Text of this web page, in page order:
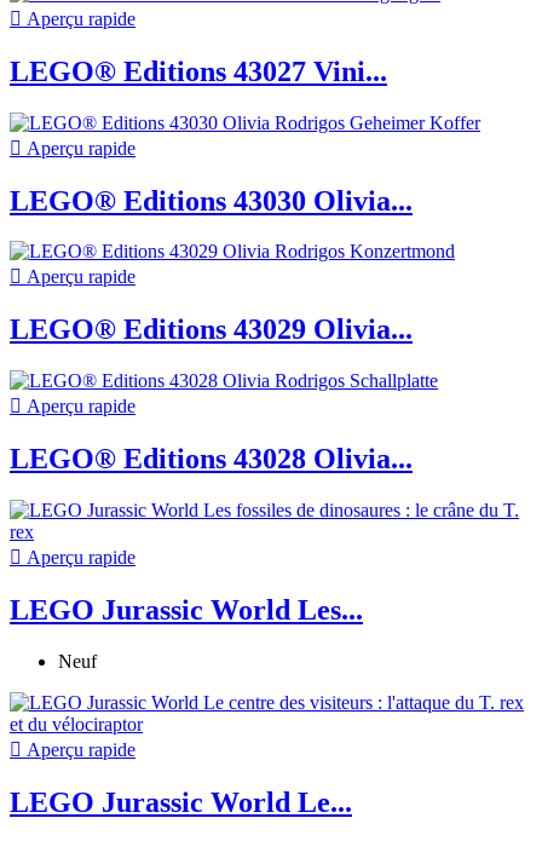
 Aperçu rapide
LEGO® Editions 43027 Vini...
 Aperçu rapide
LEGO® Editions 43030 Olivia...
 Aperçu rapide
LEGO® Editions 43029 Olivia...
 Aperçu rapide
LEGO® Editions 43028 Olivia...
 Aperçu rapide
LEGO Jurassic World Les...
Neuf
 Aperçu rapide
LEGO Jurassic World Le...